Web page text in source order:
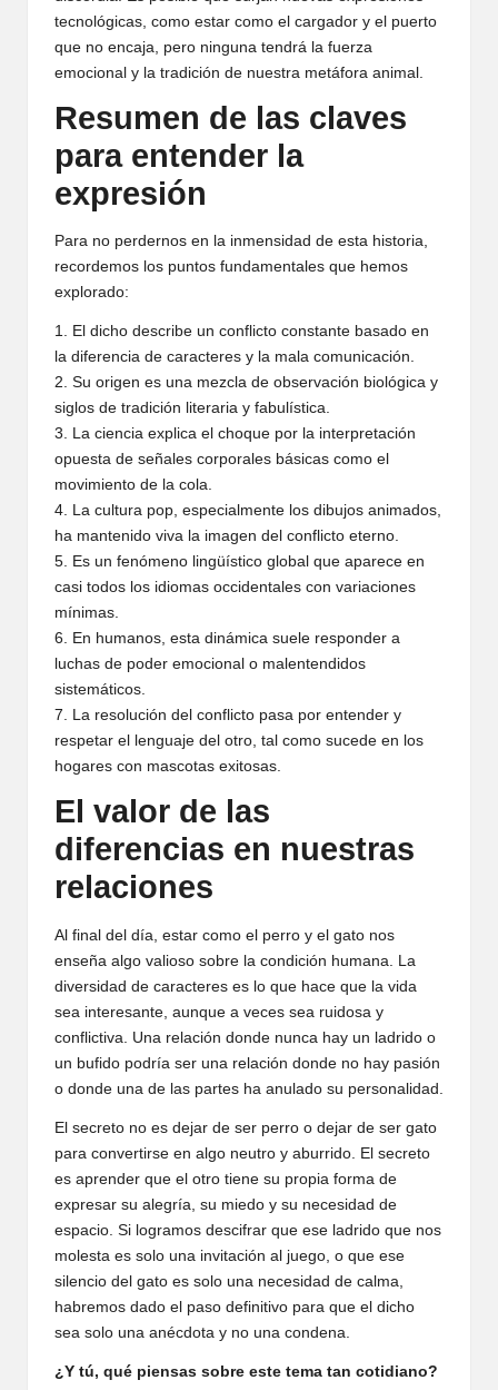
tecnológicas, como estar como el cargador y el puerto
que no encaja, pero ninguna tendrá la fuerza
emocional y la tradición de nuestra metáfora animal.
Resumen de las claves
para entender la
expresión
Para no perdernos en la inmensidad de esta historia,
recordemos los puntos fundamentales que hemos
explorado:
1. El dicho describe un conflicto constante basado en
la diferencia de caracteres y la mala comunicación.
2. Su origen es una mezcla de observación biológica y
siglos de tradición literaria y fabulística.
3. La ciencia explica el choque por la interpretación
opuesta de señales corporales básicas como el
movimiento de la cola.
4. La cultura pop, especialmente los dibujos animados,
ha mantenido viva la imagen del conflicto eterno.
5. Es un fenómeno lingüístico global que aparece en
casi todos los idiomas occidentales con variaciones
mínimas.
6. En humanos, esta dinámica suele responder a
luchas de poder emocional o malentendidos
sistemáticos.
7. La resolución del conflicto pasa por entender y
respetar el lenguaje del otro, tal como sucede en los
hogares con mascotas exitosas.
El valor de las
diferencias en nuestras
relaciones
Al final del día, estar como el perro y el gato nos
enseña algo valioso sobre la condición humana. La
diversidad de caracteres es lo que hace que la vida
sea interesante, aunque a veces sea ruidosa y
conflictiva. Una relación donde nunca hay un ladrido o
un bufido podría ser una relación donde no hay pasión
o donde una de las partes ha anulado su personalidad.
El secreto no es dejar de ser perro o dejar de ser gato
para convertirse en algo neutro y aburrido. El secreto
es aprender que el otro tiene su propia forma de
expresar su alegría, su miedo y su necesidad de
espacio. Si logramos descifrar que ese ladrido que nos
molesta es solo una invitación al juego, o que ese
silencio del gato es solo una necesidad de calma,
habremos dado el paso definitivo para que el dicho
sea solo una anécdota y no una condena.
¿Y tú, qué piensas sobre este tema tan cotidiano?